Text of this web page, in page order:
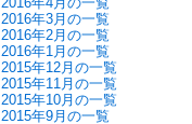
2016年3月の一覧
2016年2月の一覧
2016年1月の一覧
2015年12月の一覧
2015年11月の一覧
2015年10月の一覧
2015年9月の一覧